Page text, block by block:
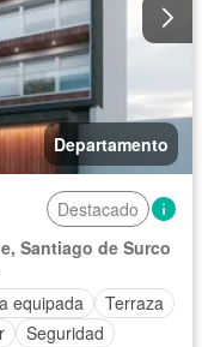
Departamento
Destacado
Santiago de Surco
equipada
Terraza
Seguridad